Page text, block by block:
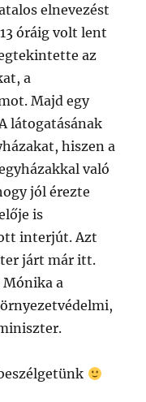
elnevezést
óráig volt lent
az
a
Majd egy
látogatásának
hiszen a
való
jól érezte
is
interjút. Azt
járt már itt.
Mónika a